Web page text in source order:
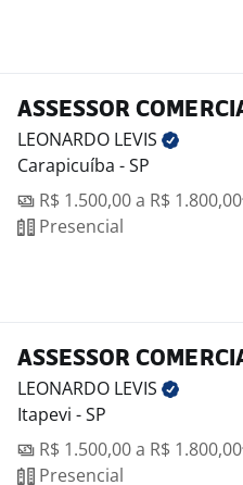
ASSESSOR
LEONARDO LEVIS
Carapicuíba - SP
R$ 1.500,00 a R$ 1.800,00
Presencial
ASSESSOR
LEONARDO LEVIS
Itapevi - SP
R$ 1.500,00 a R$ 1.800,00
Presencial